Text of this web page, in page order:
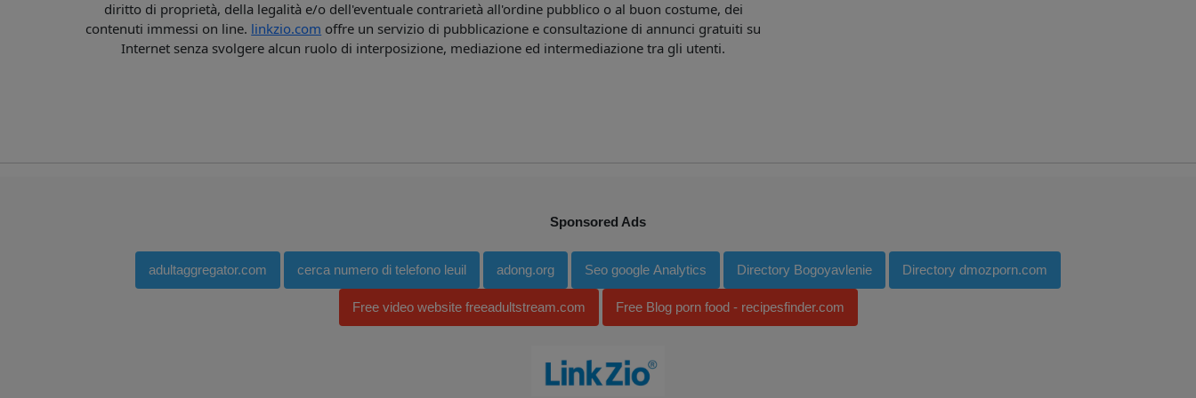
diritto di proprietà, della legalità e/o dell'eventuale contrarietà all'ordine pubblico o al buon costume, dei
contenuti immessi on line. linkzio.com offre un servizio di pubblicazione e consultazione di annunci gratuiti su
Internet senza svolgere alcun ruolo di interposizione, mediazione ed intermediazione tra gli utenti.
Sponsored Ads
adultaggregator.com cerca numero di telefono leuil adong.org Seo google Analytics Directory Bogoyavlenie Directory dmozporn.com
Free video website freeadultstream.com Free Blog porn food - recipesfinder.com